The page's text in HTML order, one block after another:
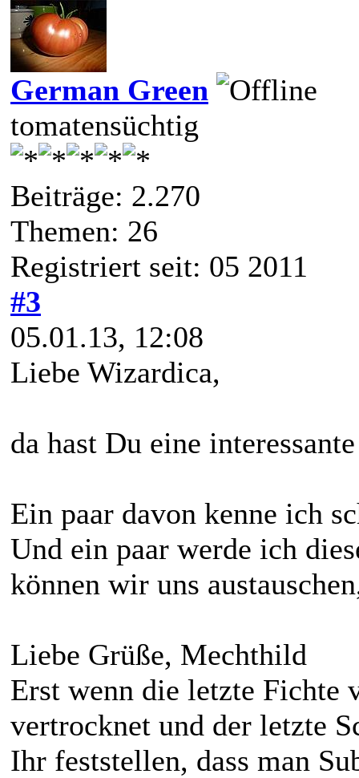
German Green
tomatensüchtig
Beiträge: 2.270
Themen: 26
Registriert seit: 05 2011
#3
05.01.13, 12:08
Liebe Wizardica,
da hast Du eine
Ein paar davon kenne ich
Und ein paar werde ich
können wir uns
Liebe Grüße, Mechthild
Erst wenn die letzte Fichte
vertrocknet und der letzte
Ihr feststellen, dass man